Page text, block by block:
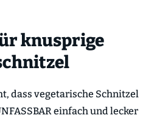
knusprige
dass vegetarische Schnitzel
einfach und lecker